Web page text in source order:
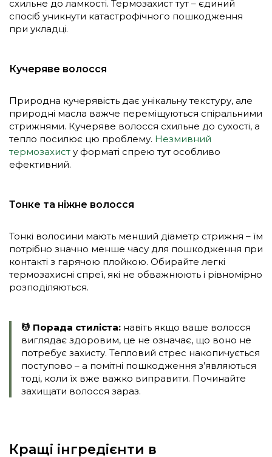
схильне до ламкості. Термозахист тут – єдиний
спосіб уникнути катастрофічного пошкодження
при укладці.
Кучеряве волосся
Природна кучерявість дає унікальну текстуру, але
природні масла важче переміщуються спіральними
стрижнями. Кучеряве волосся схильне до сухості, а
тепло посилює цю проблему. Незмивний
термозахист у форматі спрею тут особливо
ефективний.
Тонке та ніжне волосся
Тонкі волосини мають менший діаметр стрижня – їм
потрібно значно менше часу для пошкодження при
контакті з гарячою плойкою. Обирайте легкі
термозахисні спреї, які не обважнюють і рівномірно
розподіляються.
💆 Порада стиліста: навіть якщо ваше волосся
виглядає здоровим, це не означає, що воно не
потребує захисту. Тепловий стрес накопичується
поступово – а помітні пошкодження з’являються
тоді, коли їх вже важко виправити. Починайте
захищати волосся зараз.
Кращі інгредієнти в